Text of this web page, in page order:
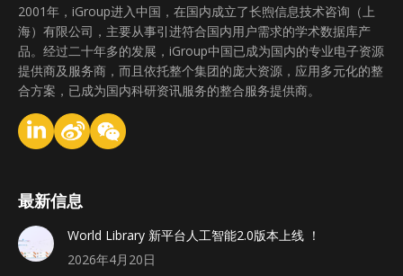
2001年，iGroup进入中国，在国内成立了长煦信息技术咨询（上
海）有限公司，主要从事引进符合国内用户需求的学术数据库产
品。经过二十年多的发展，iGroup中国已成为国内的专业电子资源
提供商及服务商，而且依托整个集团的庞大资源，应用多元化的整
合方案，已成为国内科研资讯服务的整合服务提供商。
最新信息
World Library 新平台人工智能2.0版本上线 ！
2026年4月20日